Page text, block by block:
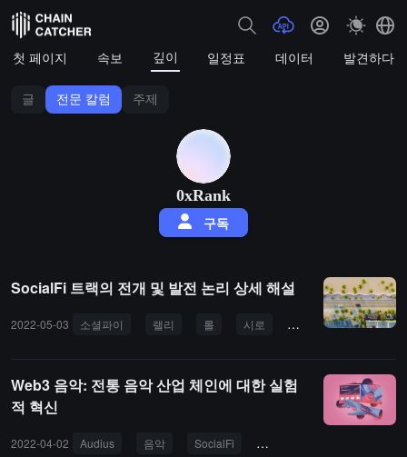
첫 페이지 속보 깊이 일정표 데이터 발견하다
글 전문 칼럼 주제
0xRank
구독
SocialFi 트랙의 전개 및 발전 논리 상세 해설
2022-05-03 소셜파이 랠리 롤 시로 세컨드라이브
Web3 음악: 전통 음악 산업 체인에 대한 실험
적 혁신
2022-04-02 Audius 음악 SocialFi Opulous